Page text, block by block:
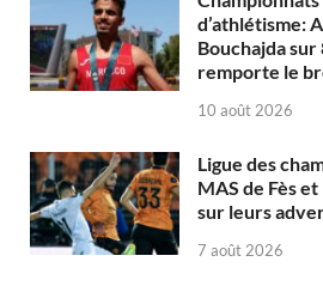
d’athlétisme:
Bouchajda sur
remporte le
10 août 2026
Ligue des
MAS de Fès
sur leurs
7 août 2026